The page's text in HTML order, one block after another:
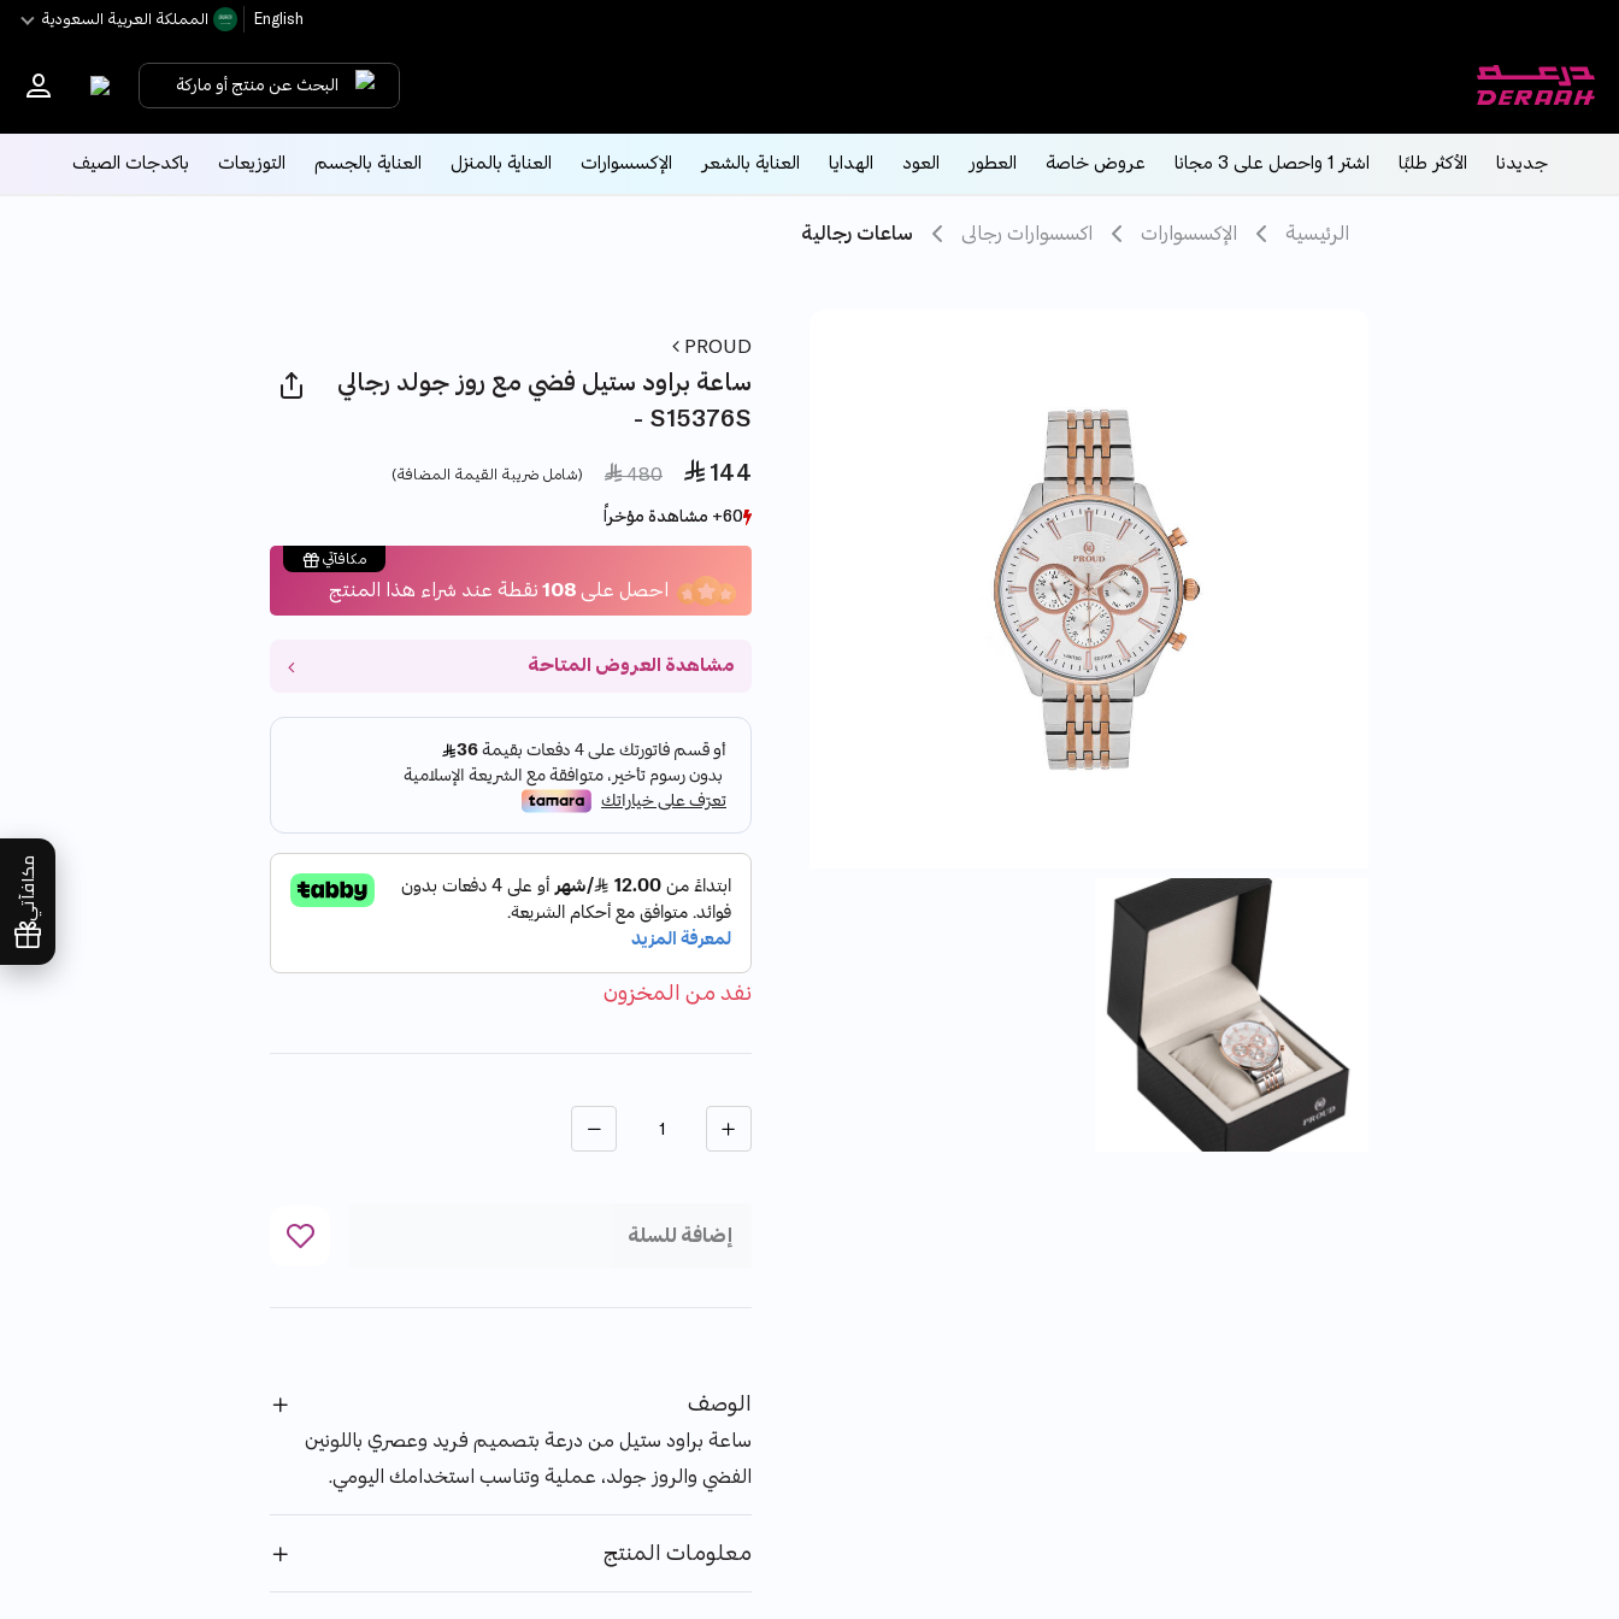
English اﻟﻤﻤﻠﻜﺔ اﻟﻌﺮﺑﻴﺔ اﻟﺴﻌﻮدﻳﺔ
البحث عن منتج أو ماركة
جديدنا الأكثر طلبًا اشتر 1 واحصل على 3 مجانا عروض خاصة العطور العود الهدايا العناية بالشعر الإكسسوارات العناية بالمنزل العناية بالجسم التوزيعات باكدجات الصيف
مكافآتي
الرئيسية الإكسسوارات اكسسوارات رجالى ساعات رجالية
PROUD
ساعة براود ستيل فضي مع روز جولد رجالي
- S15376S
 144
Price reduced from
 480
to (شامل ضريبة القيمة المضافة)
60+ مشاهدة مؤخراً
7+ بيع مؤخراً
60+ مشاهدة مؤخراً
7+ بيع مؤخراً
مكافآتي
احصل على108نقطة عند شراء هذا المنتج
مشاهدة العروض المتاحة
نفد من المخزون
الكمية
إضافة للسلة
الوصف
ساعة براود ستيل من درعة بتصميم فريد وعصري باللونين
الفضي والروز جولد، عملية وتناسب استخدامك اليومي.
معلومات المنتج